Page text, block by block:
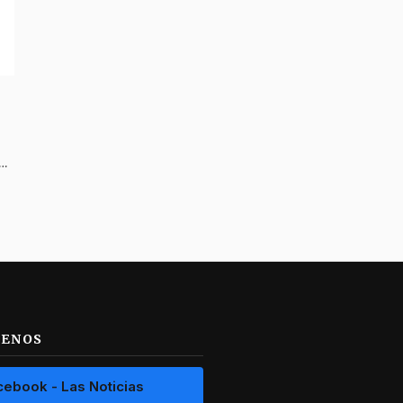
sobre la muerte de Mía Kathaleya
- Las Noticias